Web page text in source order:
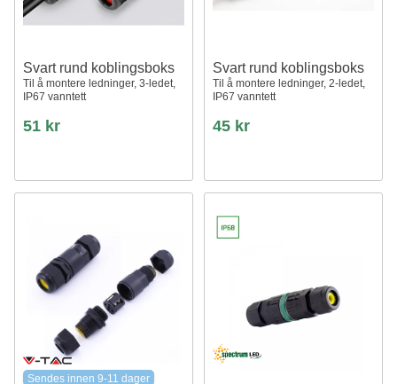
Svart rund koblingsboks
Til å montere ledninger, 3-ledet,
IP67 vanntett
51 kr
Svart rund koblingsboks
Til å montere ledninger, 2-ledet,
IP67 vanntett
45 kr
Sendes innen 9-11 dager